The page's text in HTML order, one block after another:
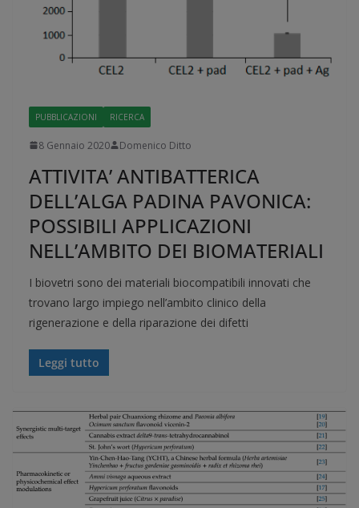
PUBBLICAZIONI RICERCA
8 Gennaio 2020 Domenico Ditto
ATTIVITA’ ANTIBATTERICA
DELL’ALGA PADINA PAVONICA:
POSSIBILI APPLICAZIONI
NELL’AMBITO DEI BIOMATERIALI
I biovetri sono dei materiali biocompatibili innovati che
trovano largo impiego nell’ambito clinico della
rigenerazione e della riparazione dei difetti
Leggi tutto